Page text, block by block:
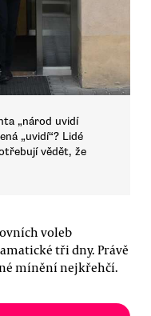
„národ uvidí
„uvidí“? Lidé
vědět, že
voleb
tři dny. Právě
mínění nejkřehčí.